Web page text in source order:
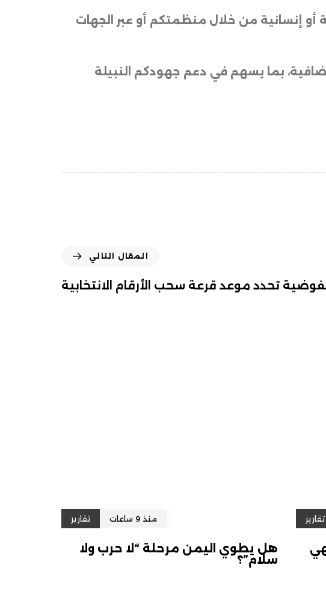
أو إنسانية من خلال منظمتكم أو عبر الجهات
بما يسهم في دعم جهودكم النبيلة
المقال التالي
تحدد موعد قرعة سحب الأرقام الانتخابية
تقارير منذ 9 ساعات تقارير
هل يطوي اليمن مرحلة “لا حرب ولا
سلام”؟